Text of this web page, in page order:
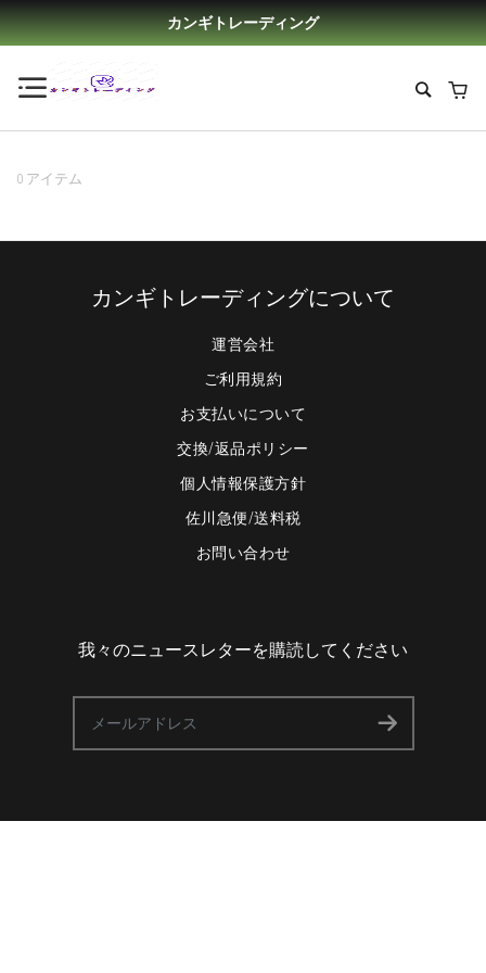
カンギトレーディング
0 アイテム
カンギトレーディングについて
運営会社
ご利用規約
お支払いについて
交換/返品ポリシー
個人情報保護方針
佐川急便/送料税
お問い合わせ
我々のニュースレターを購読してください